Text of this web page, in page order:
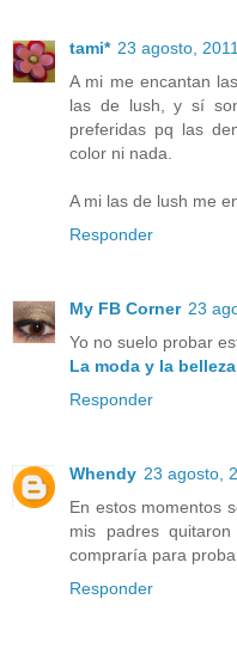
tami* 23 agosto,
A mi me encantan
las de lush, y sí
preferidas pq las
color ni nada.
A mi las de lush me
Responder
My FB Corner 23
Yo no suelo probar
La moda y la belleza
Responder
Whendy 23 agosto,
En estos momentos
mis padres
compraría para
Responder